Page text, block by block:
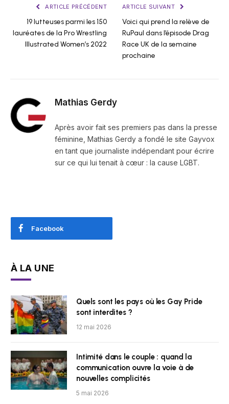
ARTICLE PRÉCÉDENT
19 lutteuses parmi les 150
lauréates de la Pro Wrestling
Illustrated Women’s 2022
ARTICLE SUIVANT
Voici qui prend la relève de
RuPaul dans l’épisode Drag
Race UK de la semaine
prochaine
Mathias Gerdy
Après avoir fait ses premiers pas dans la presse
féminine, Mathias Gerdy a fondé le site Gayvox
en tant que journaliste indépendant pour écrire
sur ce qui lui tenait à cœur : la cause LGBT.
Facebook
À LA UNE
Quels sont les pays où les Gay Pride
sont interdites ?
12 mai 2026
Intimité dans le couple : quand la
communication ouvre la voie à de
nouvelles complicités
5 mai 2026